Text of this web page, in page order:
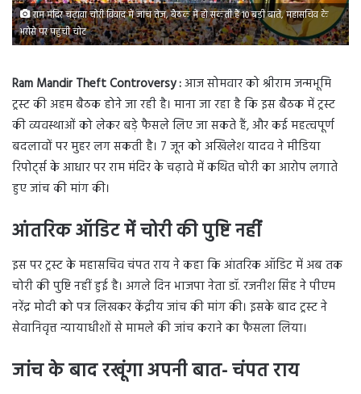
राम मंदिर चढ़ावा चोरी विवाद में जांच तेज, बैठक में हो सकती हैं 10 बड़ी बातें, महासचिव के
भरोसे पर पहुंची चोट
Ram Mandir Theft Controversy :आज सोमवार को श्रीराम जन्मभूमि
ट्रस्ट की अहम बैठक होने जा रही है। माना जा रहा है कि इस बैठक में ट्रस्ट
की व्यवस्थाओं को लेकर बड़े फैसले लिए जा सकते हैं, और कई महत्वपूर्ण
बदलावों पर मुहर लग सकती है। 7 जून को अखिलेश यादव ने मीडिया
रिपोर्ट्स के आधार पर राम मंदिर के चढ़ावे में कथित चोरी का आरोप लगाते
हुए जांच की मांग की।
आंतरिक ऑडिट में चोरी की पुष्टि नहीं
इस पर ट्रस्ट के महासचिव चंपत राय ने कहा कि आंतरिक ऑडिट में अब तक
चोरी की पुष्टि नहीं हुई है। अगले दिन भाजपा नेता डॉ. रजनीश सिंह ने पीएम
नरेंद्र मोदी को पत्र लिखकर केंद्रीय जांच की मांग की। इसके बाद ट्रस्ट ने
सेवानिवृत्त न्यायाधीशों से मामले की जांच कराने का फैसला लिया।
जांच के बाद रखूंगा अपनी बात- चंपत राय